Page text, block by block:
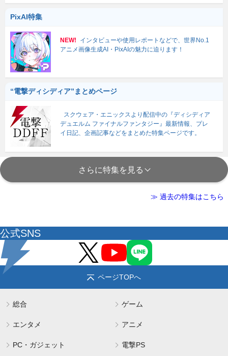
PixAI特集
NEW!
インタビューや使用レポートなどで、世界No.1
アニメ画像生成AI・PixAIの魅力に迫ります！
“電撃ディシディア”まとめページ
スクウェア・エニックスより配信中の『ディシディア
デュエルム ファイナルファンタジー』最新情報、プレ
イ日記、企画記事などをまとめた特集ページです。
さらに特集を見る
≫ 過去の特集はこちら
公式SNS
ページTOPへ
総合 ゲーム
エンタメ アニメ
PC・ガジェット 電撃PS